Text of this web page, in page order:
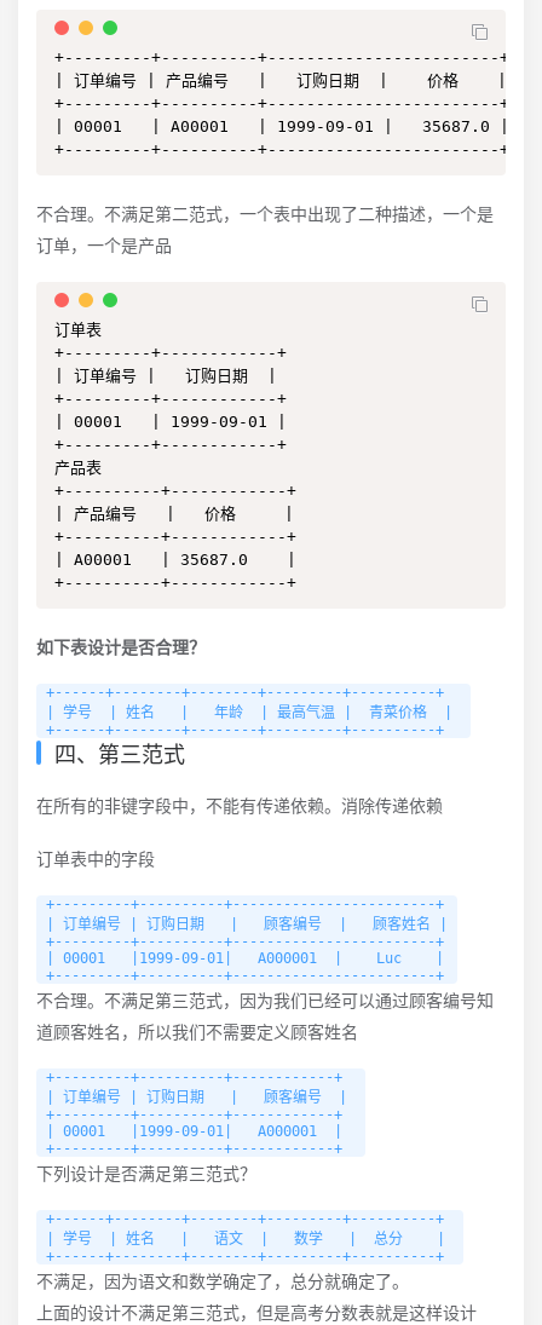
+---------+----------+------------------------+
| 订单编号 | 产品编号   |   订购日期  |    价格    |
+---------+----------+------------------------+
| 00001   | A00001   | 1999-09-01 |   35687.0 |
+---------+----------+------------------------+
不合理。不满足第二范式，一个表中出现了二种描述，一个是
订单，一个是产品
订单表
+---------+------------+
| 订单编号 |   订购日期  |
+---------+------------+
| 00001   | 1999-09-01 |
+---------+------------+
产品表
+----------+------------+
| 产品编号   |   价格     |
+----------+------------+
| A00001   | 35687.0    |
+----------+------------+
如下表设计是否合理？
+------+--------+--------+---------+----------+
| 学号  | 姓名   |   年龄  | 最高气温 |  青菜价格  |
+------+--------+--------+---------+----------+
四、第三范式
在所有的非键字段中，不能有传递依赖。消除传递依赖
订单表中的字段
+---------+----------+------------------------+
| 订单编号 | 订购日期   |   顾客编号  |   顾客姓名 |
+---------+----------+------------------------+
| 00001   |1999-09-01|   A000001  |    Luc    |
+---------+----------+------------------------+
不合理。不满足第三范式，因为我们已经可以通过顾客编号知
道顾客姓名，所以我们不需要定义顾客姓名
+---------+----------+------------+
| 订单编号 | 订购日期   |   顾客编号  |
+---------+----------+------------+
| 00001   |1999-09-01|   A000001  |
+---------+----------+------------+
下列设计是否满足第三范式？
+------+--------+--------+---------+----------+
| 学号  | 姓名   |   语文  |   数学   |  总分    |
+------+--------+--------+---------+----------+
不满足，因为语文和数学确定了，总分就确定了。
上面的设计不满足第三范式，但是高考分数表就是这样设计